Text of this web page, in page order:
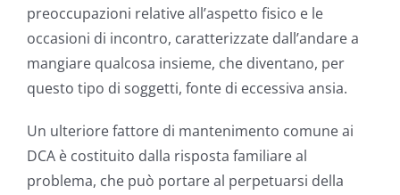
preoccupazioni relative all’aspetto fisico e le
occasioni di incontro, caratterizzate dall’andare a
mangiare qualcosa insieme, che diventano, per
questo tipo di soggetti, fonte di eccessiva ansia.
Un ulteriore fattore di mantenimento comune ai
DCA è costituito dalla risposta familiare al
problema, che può portare al perpetuarsi della